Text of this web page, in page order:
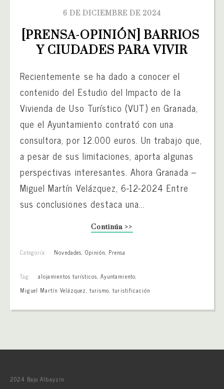
6 DE DICIEMBRE DE 2024
[PRENSA-OPINIÓN] BARRIOS
Y CIUDADES PARA VIVIR
Recientemente se ha dado a conocer el
contenido del Estudio del Impacto de la
Vivienda de Uso Turístico (VUT) en Granada,
que el Ayuntamiento contrató con una
consultora, por 12.000 euros. Un trabajo que,
a pesar de sus limitaciones, aporta algunas
perspectivas interesantes. Ahora Granada –
Miguel Martín Velázquez, 6-12-2024 Entre
sus conclusiones destaca una...
Continúa >>
Categoría: Novedades, Opinión, Prensa
Tag: alojamientos turísticos,Ayuntamiento,
Miguel Martín Velázquez,turismo,turistificación
2024 Bajo Albayzín